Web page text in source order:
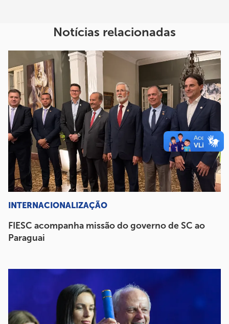
Notícias relacionadas
INTERNACIONALIZAÇÃO
FIESC acompanha missão do governo de SC ao
Paraguai